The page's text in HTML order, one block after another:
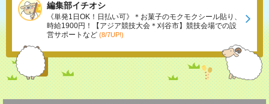
編集部イチオシ
《単発1日OK！日払い可》＊お菓子のモクモクシール貼り、
時給1900円！【アジア競技大会＊刈谷市】競技会場での設
営サポートなど (8/7UP!)